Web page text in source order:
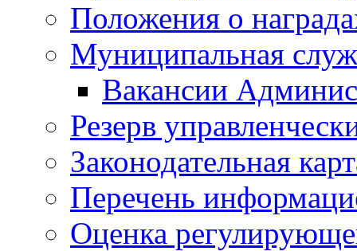
Положения о
Муниципальная
Вакансии
Резерв
Законодательная
Перечень
Оценка